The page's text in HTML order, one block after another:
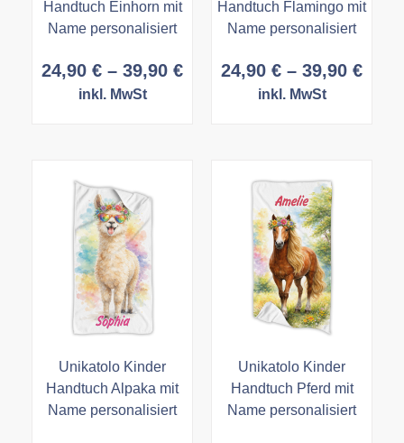
Handtuch Einhorn mit
Name personalisiert
24,90 € – 39,90 €Preisspanne:
inkl. MwSt
Handtuch Flamingo mit
Name personalisiert
24,90 € – 39,90 €
inkl. MwSt
Unikatolo Kinder
Handtuch Alpaka mit
Name personalisiert
Unikatolo Kinder
Handtuch Pferd mit
Name personalisiert